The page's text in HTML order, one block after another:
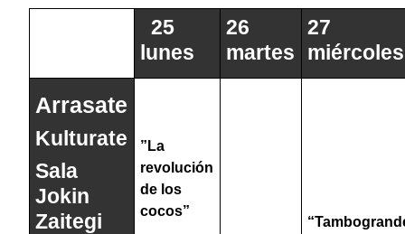
25
lunes
26
martes
27
miércoles
Arrasate
Kulturate
Sala
Jokin
Zaitegi
” La
revolución
de los
cocos”